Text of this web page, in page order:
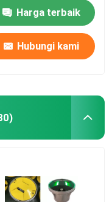
Harga terbaik
Hubungi kami